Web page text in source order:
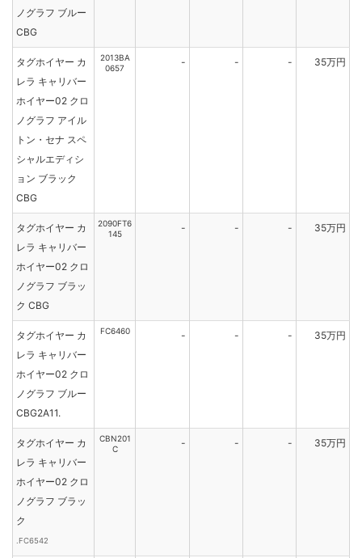
ノグラフ ブルー
CBG
タグホイヤー カ
レラ キャリバー
ホイヤー02 クロ
ノグラフ アイル
トン・セナ スペ
シャルエディシ
ョン ブラック
CBG
2013BA
0657
- - - 35万円
タグホイヤー カ
レラ キャリバー
ホイヤー02 クロ
ノグラフ ブラッ
ク CBG
2090FT6
145
- - - 35万円
タグホイヤー カ
レラ キャリバー
ホイヤー02 クロ
ノグラフ ブルー
CBG2A11.
FC6460 - - - 35万円
タグホイヤー カ
レラ キャリバー
ホイヤー02 クロ
ノグラフ ブラッ
ク
.FC6542
CBN201
C
- - - 35万円